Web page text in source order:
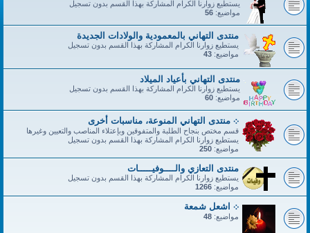
يستطيع زوارنا الكرام المشاركة بهذا القسم بدون تسجيل
مواضيع: 56
منتدى التهاني بالمعمودية والولادات الجديدة
يستطيع زوارنا الكرام المشاركة بهذا القسم بدون تسجيل
مواضيع: 43
منتدى التهاني بأعياد الميلاد
يستطيع زوارنا الكرام المشاركة بهذا القسم بدون تسجيل
مواضيع: 60
܀ منتدى التهاني المنوعة، مناسبات أخرى
قسم مختص بنجاح الطلبة والمتفوقين وبإعتلاء المناصب والتعيين وغيرها
يستطيع زوارنا الكرام المشاركة بهذا القسم بدون تسجيل
مواضيع: 250
منتدى التعازي والــــوفيـــــات
يستطيع زوارنا الكرام المشاركة بهذا القسم بدون تسجيل
مواضيع: 1266
܀ اشعل شمعة
مواضيع: 48